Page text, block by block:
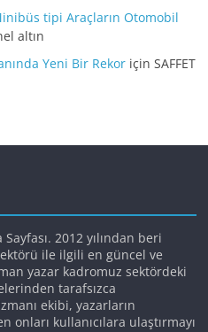
tipi Araçların Otomobil
altın
Yeni Bir Rekor içinSAFFET
Sayfası. 2012 yılından beri
ile ilgili en güncel ve
yazar kadromuz sektördeki
tarafsızca
ekibi, yazarların
kullanıcılara ulaştırmayı